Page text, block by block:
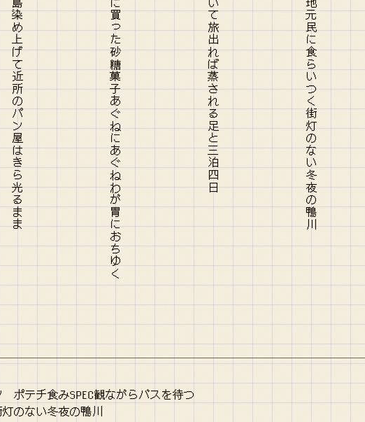
ダイチャリで地元民に食らいつく街灯のない冬夜の鴨川
揚々に長靴履いて旅出れば蒸される足と三泊四日
人めいて土産に買った砂糖菓子あぐねにあぐねわが胃におちゆく
幾千の緑が列島染め上げて近所のパン屋はきら光るまま
テチ食みSPEC観ながらバスを待つ
のない冬夜の鴨川